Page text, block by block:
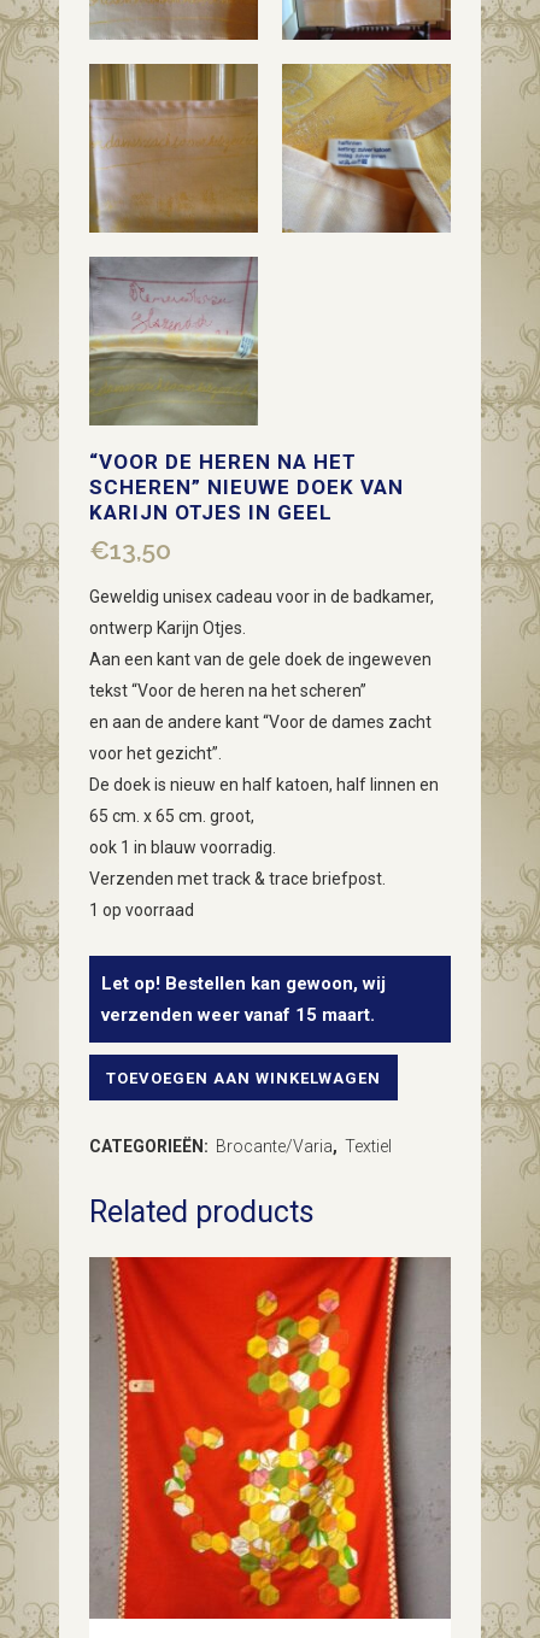
“VOOR DE HEREN NA HET
SCHEREN” NIEUWE DOEK VAN
KARIJN OTJES IN GEEL
€13,50
Geweldig unisex cadeau voor in de badkamer,
ontwerp Karijn Otjes.
Aan een kant van de gele doek de ingeweven
tekst “Voor de heren na het scheren”
en aan de andere kant “Voor de dames zacht
voor het gezicht”.
De doek is nieuw en half katoen, half linnen en
65 cm. x 65 cm. groot,
ook 1 in blauw voorradig.
Verzenden met track & trace briefpost.
1 op voorraad
Let op! Bestellen kan gewoon, wij
verzenden weer vanaf 15 maart.
"Voor
na
het
scheren"
nieuwe
doek
Karijn
Otjes
geel
TOEVOEGEN AAN WINKELWAGEN
CATEGORIEËN: Brocante/Varia, Textiel
Related products